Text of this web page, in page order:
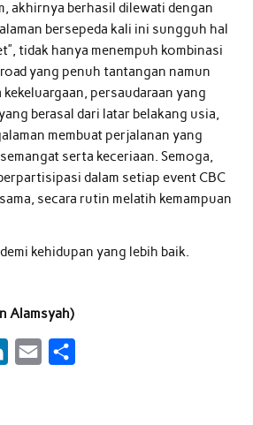
akhirnya berhasil dilewati dengan
bersepeda kali ini sungguh hal
tidak hanya menempuh kombinasi
yang penuh tantangan namun
persaudaraan yang
berasal dari latar belakang usia,
membuat perjalanan yang
serta keceriaan. Semoga,
dalam setiap event CBC
secara rutin melatih kemampuan
kehidupan yang lebih baik.
Alamsyah)